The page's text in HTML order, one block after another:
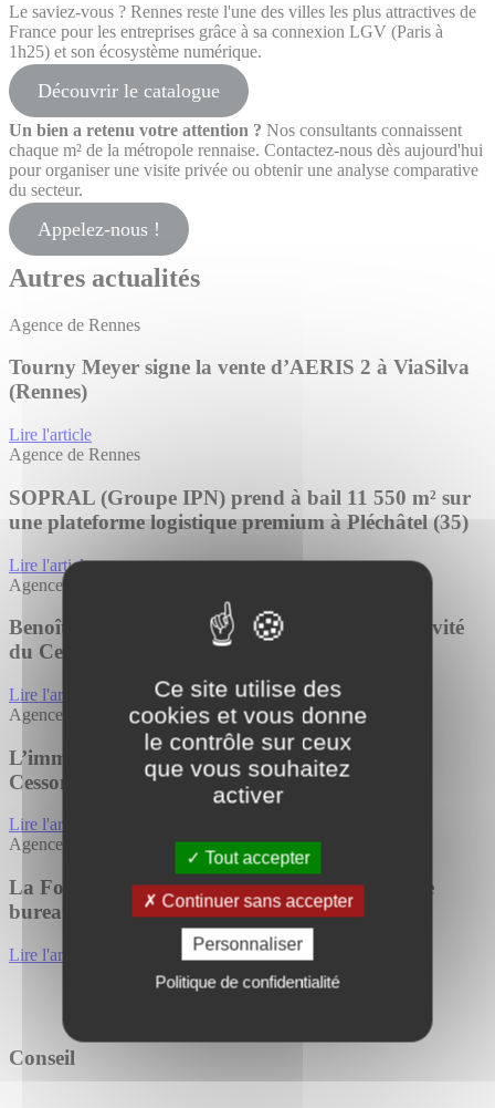
Ce site utilise des
cookies et vous donne
le contrôle sur ceux
que vous souhaitez
activer
Tout accepter
Continuer sans accepter
Personnaliser
Politique de confidentialité
Le saviez-vous ? Rennes reste l'une des villes les plus attractives de
France pour les entreprises grâce à sa connexion LGV (Paris à
1h25) et son écosystème numérique.
Découvrir le catalogue
Un bien a retenu votre attention ? Nos consultants connaissent
chaque m² de la métropole rennaise. Contactez-nous dès aujourd'hui
pour organiser une visite privée ou obtenir une analyse comparative
du secteur.
Appelez-nous !
Autres actualités
Agence de Rennes
Tourny Meyer signe la vente d’AERIS 2 à ViaSilva
(Rennes)
Lire l'article
Agence de Rennes
SOPRAL (Groupe IPN) prend à bail 11 550 m² sur
une plateforme logistique premium à Pléchâtel (35)
Lire l'article
Agence de Bayonne
Benoît Joncoux, dirigeant de Tourny Meyer, invité
du Cercle Pierres d’Or d’Immoweek
Lire l'article
Agence de Rennes
L’immeuble AERIS change de propriétaire à
Cesson-Sévigné (35)
Lire l'article
Agence de Rennes
La Foncière Pierreval acquiert un immeuble de
bureaux à Rennes
Lire l'article
Conseil